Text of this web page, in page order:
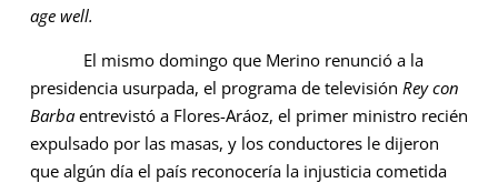
age well.
El mismo domingo que Merino renunció a la
presidencia usurpada, el programa de televisión Rey con
Barbaentrevistó a Flores-Aráoz, el primer ministro recién
expulsado por las masas, y los conductores le dijeron
que algún día el país reconocería la injusticia cometida